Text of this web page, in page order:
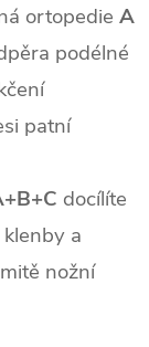
ortopedie A
podélné
patní
docílíte
a
nožní